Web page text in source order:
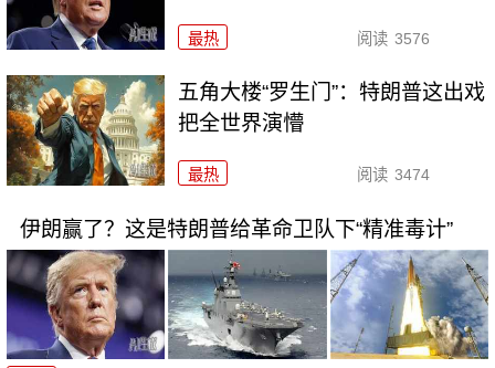
最热 阅读 3576
五角大楼“罗生门”：特朗普这出戏
把全世界演懵
最热 阅读 3474
伊朗赢了？这是特朗普给革命卫队下“精准毒计”